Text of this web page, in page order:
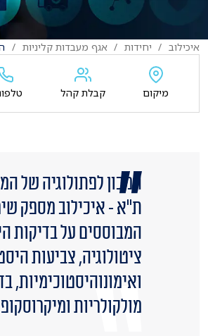
איכילוב יחידות אגף מעבדות קליניות
המכון לפתולוגיה של
ת"א - איכילוב מספק
המבוססים על בדיקות
ציטולוגיה, צביעות
ואימונוהיסטוכימיות,
מולקולריות
מיקום קבלת קהל